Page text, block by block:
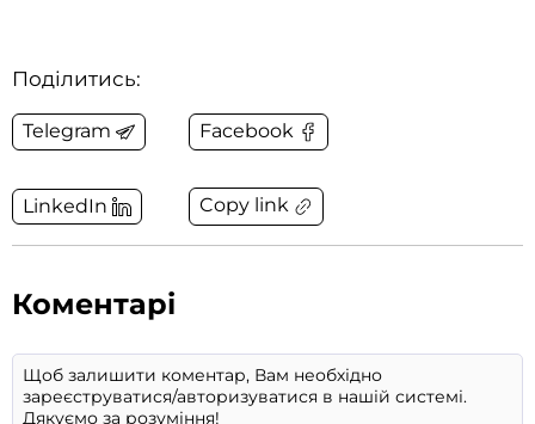
Поділитись:
Telegram Facebook
LinkedIn Copy link
Коментарі